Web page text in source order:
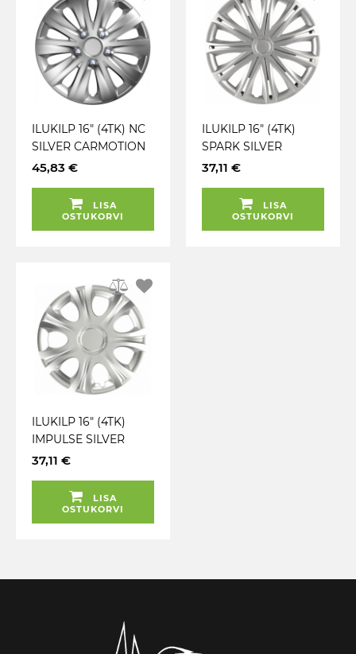
ILUKILP 16" (4TK) NC
SILVER CARMOTION
45,83 €
LISA
OSTUKORVI
ILUKILP 16" (4TK)
SPARK SILVER
CARMOTION
37,11 €
LISA
OSTUKORVI
ILUKILP 16" (4TK)
IMPULSE SILVER
CARMOTION
37,11 €
LISA
OSTUKORVI